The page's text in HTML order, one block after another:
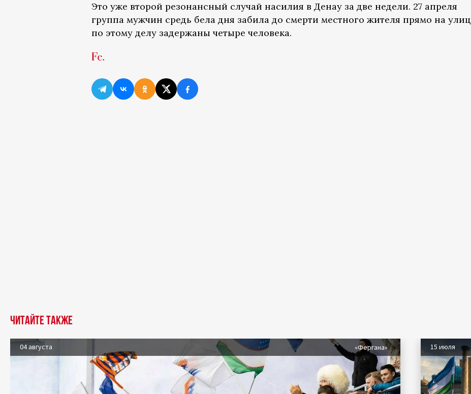
Это уже второй резонансный случай насилия в Денау за две недели. 27 апреля
группа мужчин средь бела дня забила до смерти местного жителя прямо на
по этому делу задержаны четыре человека.
Читайте также
04 августа «Фергана» 15 июля